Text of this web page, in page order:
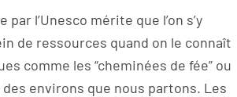
l’Unesco mérite que l’on s’y
de ressources quand on le connaît
comme les “cheminées de fée” ou
environs que nous partons. Les